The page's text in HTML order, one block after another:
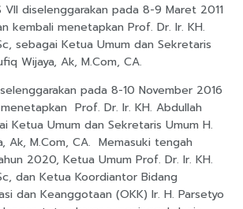
VII diselenggarakan pada 8-9 Maret 2011
kembali menetapkan Prof. Dr. Ir. KH.
sebagai Ketua Umum dan Sekretaris
Wijaya, Ak, M.Com, CA.
pada 8-10 November 2016
Prof. Dr. Ir. KH. Abdullah
Ketua Umum dan Sekretaris Umum H.
Ak, M.Com, CA. Memasuki tengah
2020, Ketua Umum Prof. Dr. Ir. KH.
dan Ketua Koordiantor Bidang
dan Keanggotaan (OKK) Ir. H. Parsetyo